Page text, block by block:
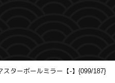
スターボールミラー【-】{099/187}